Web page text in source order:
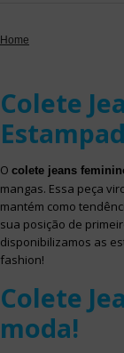
Home
Colete
O colete jeans
mangas. Essa peça
mantém como
sua posição de
disponibilizamos as
fashion!
Colete
moda!